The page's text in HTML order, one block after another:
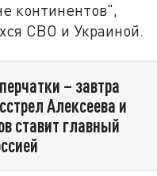
континентов",
СВО и Украиной.
– завтра
Алексеева и
ставит главный